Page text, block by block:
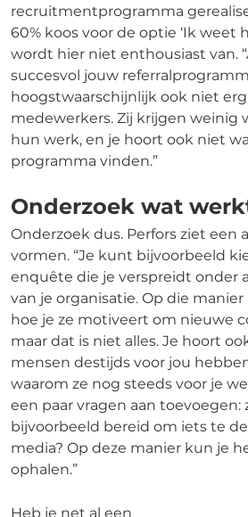
recruitmentprogramma
60% koos voor de optie ‘Ik weet
wordt hier niet enthousiast van.
succesvol jouw
hoogstwaarschijnlijk ook niet
medewerkers. Zij krijgen weinig
hun werk, en je hoort ook niet
programma vinden.”
Onderzoek wat
Onderzoek dus. Perfors ziet een
vormen. “Je kunt bijvoorbeeld
enquête die je verspreidt onder
van je organisatie. Op die
hoe je ze motiveert om nieuwe
maar dat is niet alles. Je hoort
mensen destijds voor jou
waarom ze nog steeds voor je
een paar vragen aan
bijvoorbeeld bereid om iets te
media? Op deze manier kun je
ophalen.”
Heb je net al een